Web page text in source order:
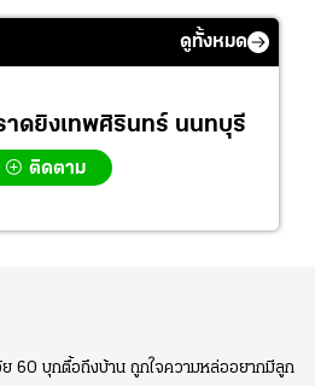
ดูทั้งหมด
าดยิงเทพศิรินทร์ นนทบุรี
ติดตาม
60 บุกตื้อถึงบ้าน ถูกใจความหล่ออยากมีลูก